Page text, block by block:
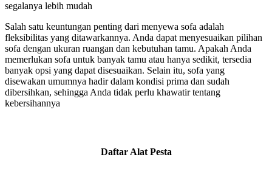
segalanya lebih mudah
Salah satu keuntungan penting dari menyewa sofa adalah
fleksibilitas yang ditawarkannya. Anda dapat menyesuaikan pilihan
sofa dengan ukuran ruangan dan kebutuhan tamu. Apakah Anda
memerlukan sofa untuk banyak tamu atau hanya sedikit, tersedia
banyak opsi yang dapat disesuaikan. Selain itu, sofa yang
disewakan umumnya hadir dalam kondisi prima dan sudah
dibersihkan, sehingga Anda tidak perlu khawatir tentang
kebersihannya
Daftar Alat Pesta